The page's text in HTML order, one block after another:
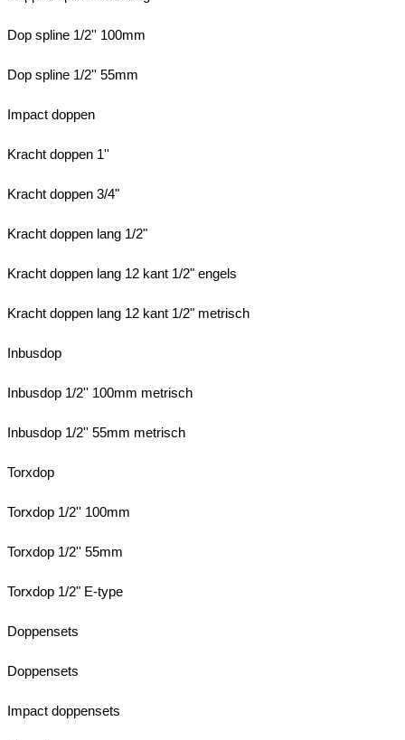
Dop spline 1/2'' 100mm
Dop spline 1/2'' 55mm
Impact doppen
Kracht doppen 1''
Kracht doppen 3/4"
Kracht doppen lang 1/2"
Kracht doppen lang 12 kant 1/2" engels
Kracht doppen lang 12 kant 1/2" metrisch
Inbusdop
Inbusdop 1/2'' 100mm metrisch
Inbusdop 1/2'' 55mm metrisch
Torxdop
Torxdop 1/2'' 100mm
Torxdop 1/2'' 55mm
Torxdop 1/2" E-type
Doppensets
Doppensets
Impact doppensets